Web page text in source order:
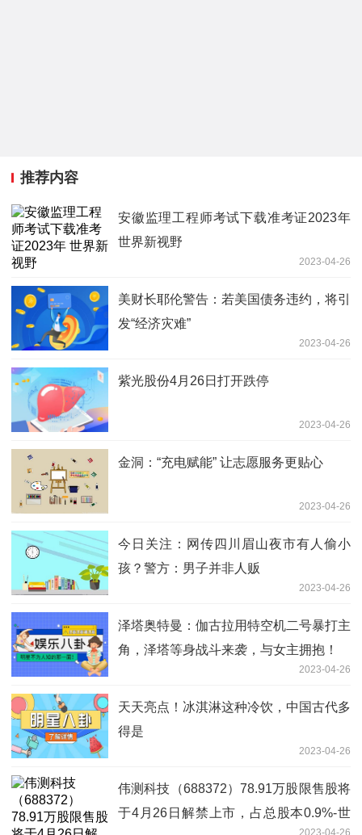
推荐内容
安徽监理工程师考试下载准考证2023年
世界新视野
2023-04-26
美财长耶伦警告：若美国债务违约，将引
发“经济灾难”
2023-04-26
紫光股份4月26日打开跌停
2023-04-26
金洞：“充电赋能” 让志愿服务更贴心
2023-04-26
今日关注：网传四川眉山夜市有人偷小
孩？警方：男子并非人贩
2023-04-26
泽塔奥特曼：伽古拉用特空机二号暴打主
角，泽塔等身战斗来袭，与女主拥抱！
2023-04-26
天天亮点！冰淇淋这种冷饮，中国古代多
得是
2023-04-26
伟测科技（688372）78.91万股限售股将
于4月26日解禁上市，占总股本0.9%-世
2023-04-26